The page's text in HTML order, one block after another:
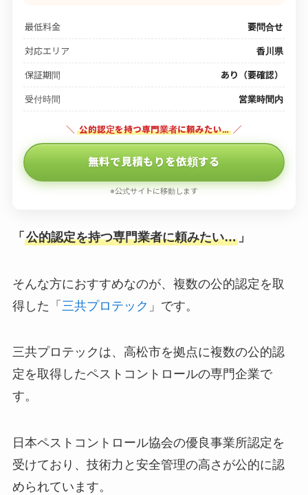
最低料金 要問合せ
対応エリア 香川県
保証期間 あり（要確認）
受付時間 営業時間内
＼ 公的認定を持つ専門業者に頼みたい… ／
無料で見積もりを依頼する
※公式サイトに移動します
「 公的認定を持つ専門業者に頼みたい…」
そんな方におすすめなのが、複数の公的認定を取
得した「 三共プロテック 」です。
三共プロテックは、高松市を拠点に複数の公的認
定を取得したペストコントロールの専門企業で
す。
日本ペストコントロール協会の優良事業所認定を
受けており、技術力と安全管理の高さが公的に認
められています。